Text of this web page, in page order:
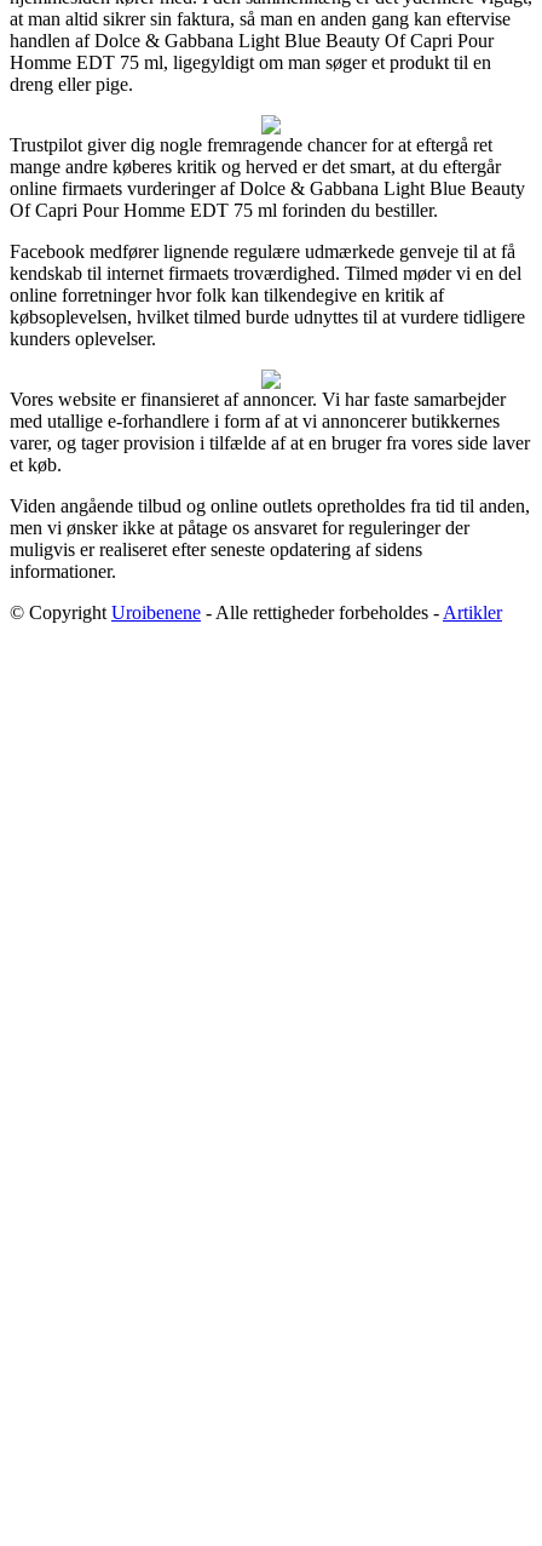
at man altid sikrer sin faktura, så man en anden gang kan eftervise
handlen af Dolce & Gabbana Light Blue Beauty Of Capri Pour
Homme EDT 75 ml, ligegyldigt om man søger et produkt til en
dreng eller pige.
Trustpilot giver dig nogle fremragende chancer for at eftergå ret
mange andre køberes kritik og herved er det smart, at du eftergår
online firmaets vurderinger af Dolce & Gabbana Light Blue Beauty
Of Capri Pour Homme EDT 75 ml forinden du bestiller.
Facebook medfører lignende regulære udmærkede genveje til at få
kendskab til internet firmaets troværdighed. Tilmed møder vi en del
online forretninger hvor folk kan tilkendegive en kritik af
købsoplevelsen, hvilket tilmed burde udnyttes til at vurdere tidligere
kunders oplevelser.
Vores website er finansieret af annoncer. Vi har faste samarbejder
med utallige e-forhandlere i form af at vi annoncerer butikkernes
varer, og tager provision i tilfælde af at en bruger fra vores side laver
et køb.
Viden angående tilbud og online outlets opretholdes fra tid til anden,
men vi ønsker ikke at påtage os ansvaret for reguleringer der
muligvis er realiseret efter seneste opdatering af sidens
informationer.
© Copyright Uroibenene - Alle rettigheder forbeholdes - Artikler